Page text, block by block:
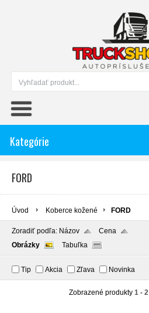
Kategórie
FORD
Úvod Koberce kožené FORD
Zoradiť podľa: Názov
Cena
Obrázky
Tabuľka
Tip Akcia Zľava Novinka
Zobrazené produkty 1 - 2